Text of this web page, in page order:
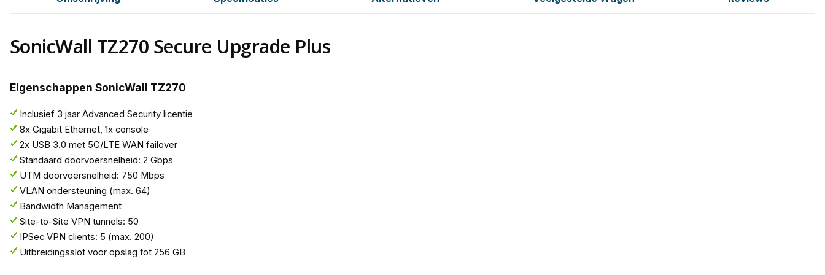
SonicWall TZ270 Secure Upgrade Plus
Eigenschappen SonicWall TZ270
Inclusief 3 jaar Advanced Security licentie
8x Gigabit Ethernet, 1x console
2x USB 3.0 met 5G/LTE WAN failover
Standaard doorvoersnelheid: 2 Gbps
UTM doorvoersnelheid: 750 Mbps
VLAN ondersteuning (max. 64)
Bandwidth Management
Site-to-Site VPN tunnels: 50
IPSec VPN clients: 5 (max. 200)
Uitbreidingsslot voor opslag tot 256 GB